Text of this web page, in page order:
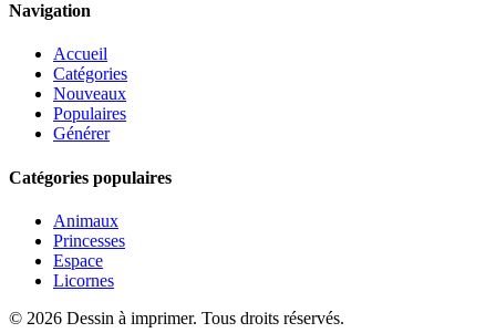
Navigation
Accueil
Catégories
Nouveaux
Populaires
Générer
Catégories populaires
Animaux
Princesses
Espace
Licornes
© 2026 Dessin à imprimer. Tous droits réservés.